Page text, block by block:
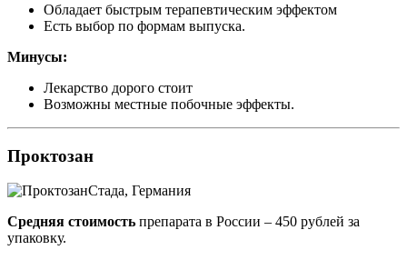
Обладает быстрым терапевтическим эффектом
Есть выбор по формам выпуска.
Минусы:
Лекарство дорого стоит
Возможны местные побочные эффекты.
Проктозан
Стада, Германия
Средняя стоимость препарата в России – 450 рублей за
упаковку.